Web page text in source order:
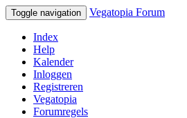
Toggle navigation Vegatopia Forum
Index
Help
Kalender
Inloggen
Registreren
Vegatopia
Forumregels